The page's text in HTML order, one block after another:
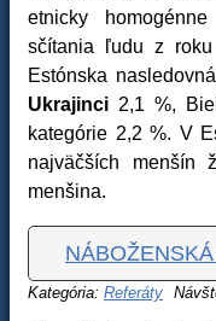
etnicky
sčítania ľudu z
Estónska
Ukrajinci 2,1 %,
kategórie 2,2 %. V
najväčších menšín
menšina.
Kategória: Referáty